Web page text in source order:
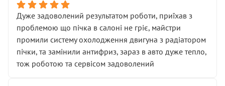
Дуже задоволений результатом роботи, приїхав з
проблемою що пічка в салоні не гріє, майстри
промили систему охолодження двигуна з радіатором
пічки, та замінили антифриз, зараз в авто дуже тепло,
тож роботою та сервісом задоволений